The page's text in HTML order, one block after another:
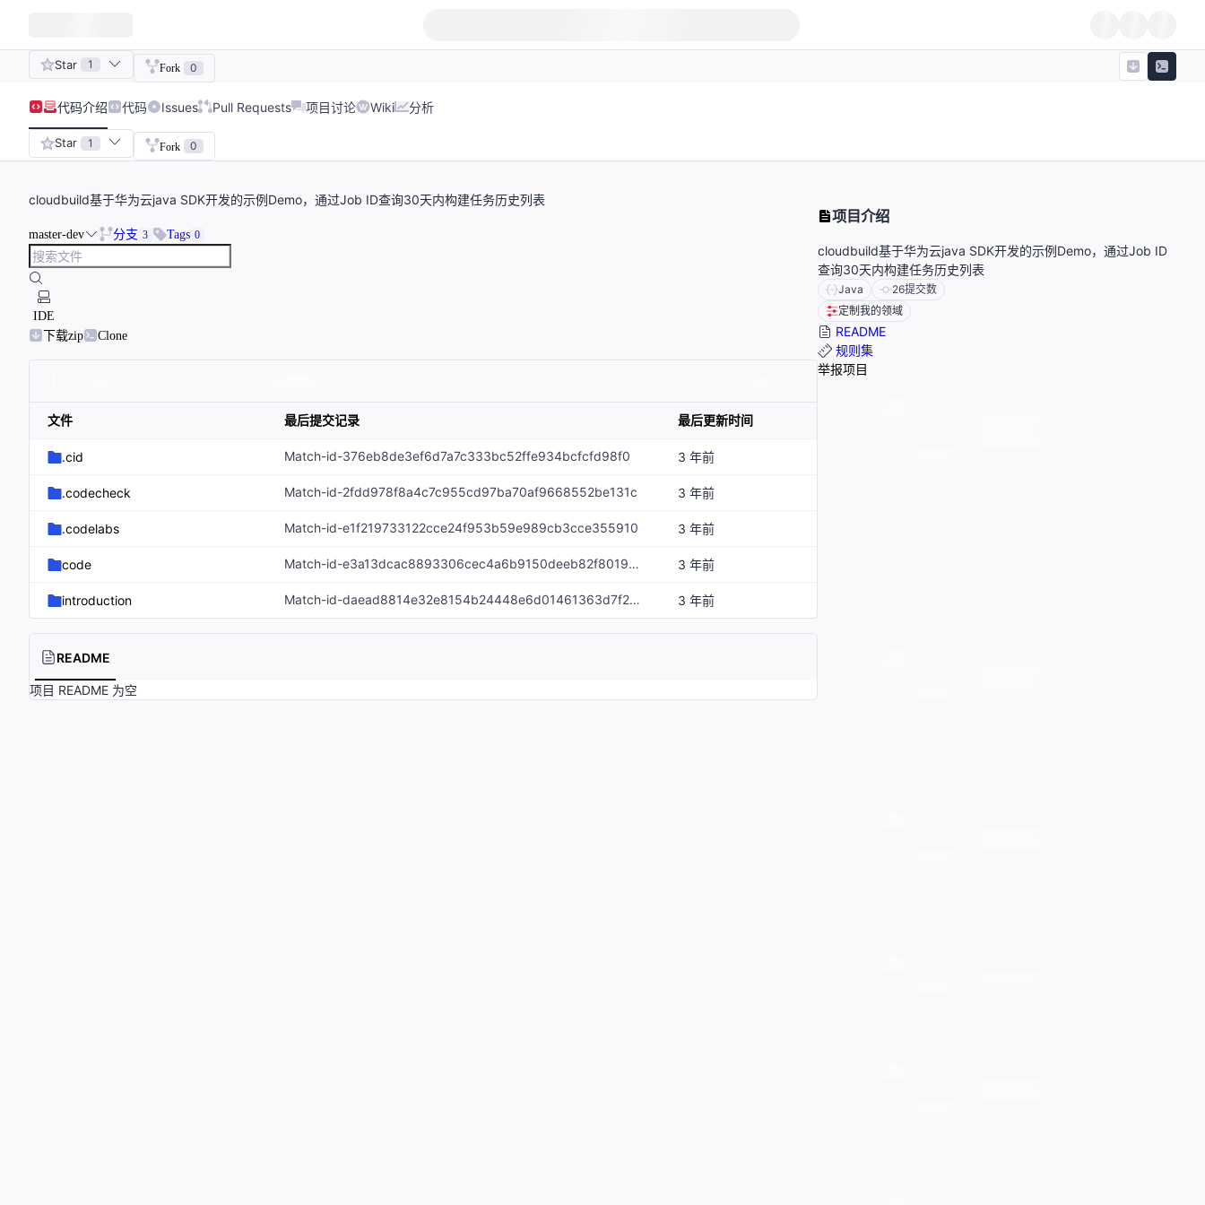
Star 1 Fork 0
代码介绍 代码 Issues Pull Requests 项目讨论 Wiki 分析
Star 1 Fork 0
cloudbuild基于华为云java SDK开发的示例Demo，通过Job ID查询30天内构建任务历史列表
master-dev 分支 3 Tags 0
IDE
下载zip
Clone
文件 最后提交记录 最后更新时间
.cid Match-id-376eb8de3ef6d7a7c333bc52ffe934bcfcfd98f0 3 年前
.codecheck Match-id-2fdd978f8a4c7c955cd97ba70af9668552be131c 3 年前
.codelabs Match-id-e1f219733122cce24f953b59e989cb3cce355910 3 年前
code Match-id-e3a13dcac8893306cec4a6b9150deeb82f8019db 3 年前
introduction Match-id-daead8814e32e8154b24448e6d01461363d7f28b 3 年前
README
项目 README 为空
项目介绍
cloudbuild基于华为云java SDK开发的示例Demo，通过Job ID
查询30天内构建任务历史列表
Java 26提交数
定制我的领域
README
规则集
举报项目